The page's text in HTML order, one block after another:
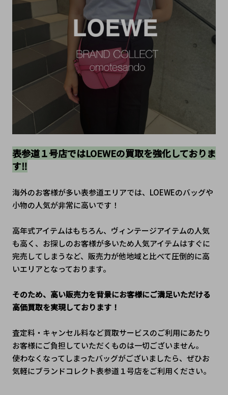
表参道１号店ではLOEWEの買取を強化しておりま
す‼
海外のお客様が多い表参道エリアでは、LOEWEのバッグや
小物の人気が非常に高いです！
高年式アイテムはもちろん、ヴィンテージアイテムの人気
も高く、お探しのお客様が多いため人気アイテムはすぐに
完売してしまうなど、販売力が他地域と比べて圧倒的に高
いエリアとなっております。
そのため、高い販売力を背景にお客様にご満足いただける
高価買取を実現しております！
査定料・キャンセル料など買取サービスのご利用にあたり
お客様にご負担していただくものは一切ございません。
使わなくなってしまったバッグがございましたら、ぜひお
気軽にブランドコレクト表参道１号店をご利用ください。